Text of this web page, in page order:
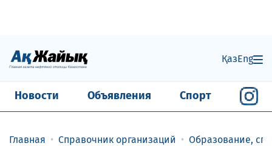
ҚазEng
Новости Объявления Спорт
Главная Справочник организаций Образование,